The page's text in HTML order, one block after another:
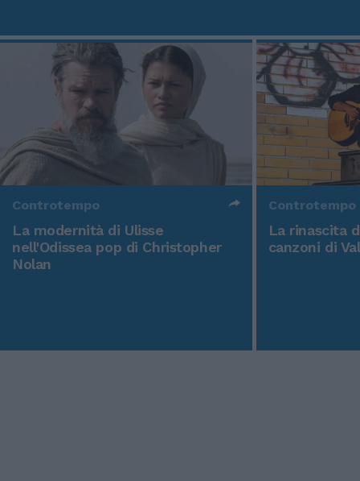
Controtempo
La modernità di Ulisse
nell'Odissea pop di Christopher
Nolan
Controtempo
La rinascita
canzoni di